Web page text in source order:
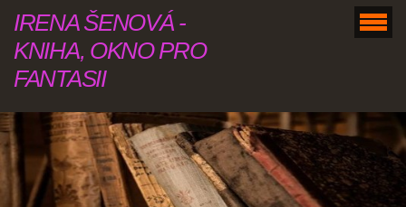
IRENA ŠENOVÁ -
KNIHA, OKNO PRO
FANTASII